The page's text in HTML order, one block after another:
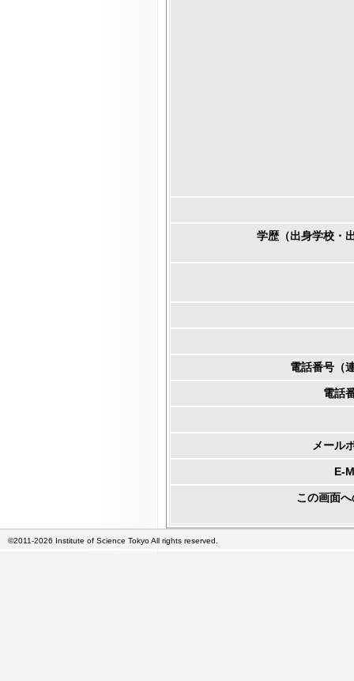
学歴（出身学校・
電話番号（
電話
メール
E-
この画面
©2011-2026 Institute of Science Tokyo All rights reserved.